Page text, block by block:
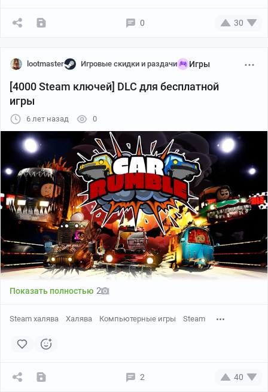
0 30
lootmaster Игровые скидки и раздачи Игры
[4000 Steam ключей] DLC для бесплатной
игры
6 лет назад 0
Показать полностью 2
Steam халява Халява Компьютерные игры Steam
2 40